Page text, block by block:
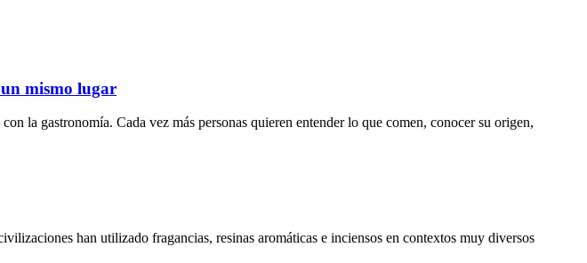
mismo lugar
la gastronomía. Cada vez más personas quieren entender lo que comen, conocer su origen,
han utilizado fragancias, resinas aromáticas e inciensos en contextos muy diversos